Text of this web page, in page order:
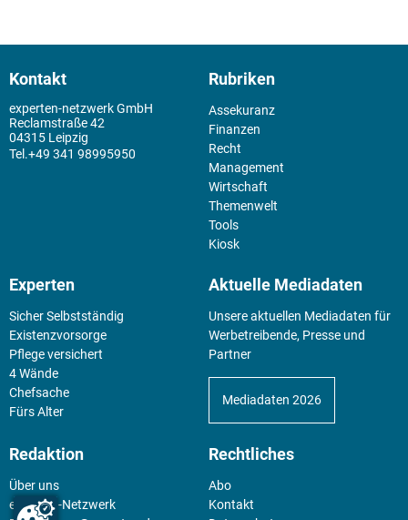
Kontakt
experten-netzwerk GmbH
Reclamstraße 42
04315 Leipzig
+49 341 98995950
Rubriken
Assekuranz
Finanzen
Recht
Management
Wirtschaft
Themenwelt
Tools
Kiosk
Experten
Sicher Selbstständig
Existenz­vorsorge
Pflege versichert
4 Wände
Chefsache
Fürs Alter
Aktuelle Mediadaten
Unsere aktuellen Mediadaten für
Werbetreibende, Presse und
Partner
Mediadaten 2026
Redaktion
Über uns
experten-Netzwerk
Rechtliches
Abo
Kontakt